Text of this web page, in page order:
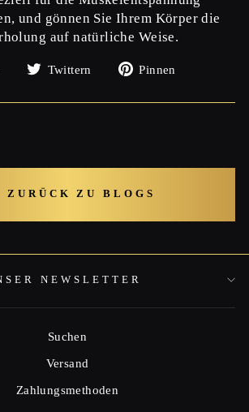
und gönnen Sie Ihrem Körper die
auf natürliche Weise.
Auf
teilen
Twittern
Auf
twittern
Pinnen
pinnen
ZURÜCK ZU BLOGS
NEWSLETTER
Suchen
Versand
Zahlungsmethoden